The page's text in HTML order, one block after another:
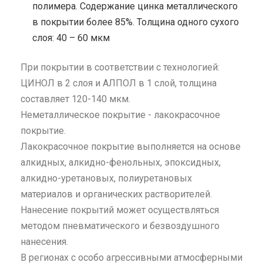
полимера. Содержание цинка металлического
в покрытии более 85%. Толщина одного сухого
слоя: 40 – 60 мкм
При покрытии в соответствии с технологией:
ЦИНОЛ в 2 слоя и АЛПОЛ в 1 слой, толщина
составляет 120-140 мкм.
Неметаллическое покрытие - лакокрасочное
покрытие.
Лакокрасочное покрытие выполняется на основе
алкидных, алкидно-фенольных, эпоксидных,
алкидно-уретановых, полиуретановых
материалов и органических растворителей.
Нанесение покрытий может осуществляться
методом пневматического и безвоздушного
нанесения.
В регионах с особо агрессивными атмосферными